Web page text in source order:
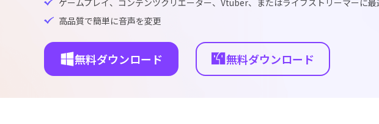
ゲームプレイ、コンテンツクリエーター、Vtuber、またはライブストリーマーに
高品質で簡単に音声を変更
無料ダウンロード 無料ダウンロード